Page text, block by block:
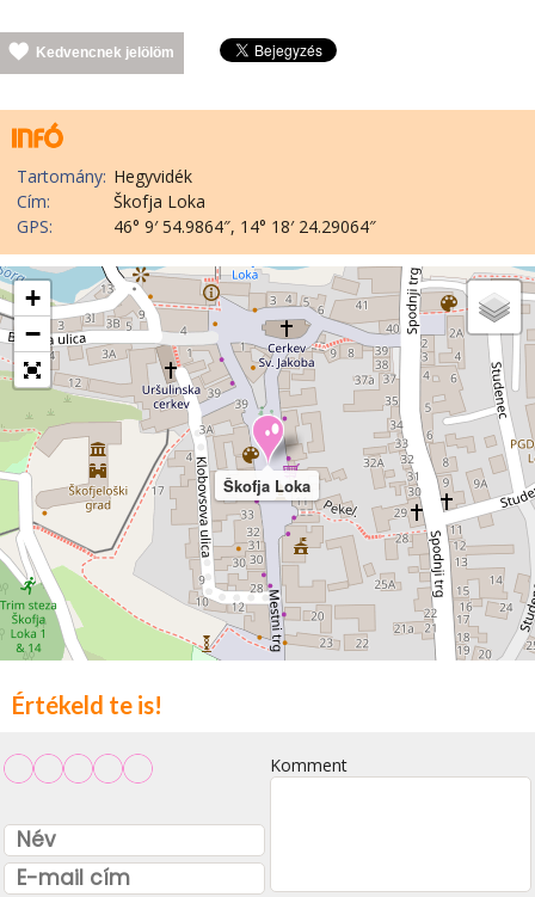
Kedvencnek jelölöm
Tartomány: Hegyvidék
Cím:
Škofja Loka
GPS:
46° 9′ 54.9864″, 14° 18′ 24.29064″
Škofja Loka
+
−
Értékeld te is!
Komment